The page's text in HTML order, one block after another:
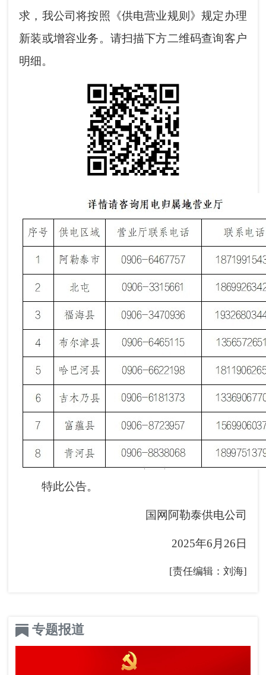
求，我公司将按照《供电营业规则》规定办理
新装或增容业务。请扫描下方二维码查询客户
明细。
特此公告。
国网阿勒泰供电公司
2025年6月26日
[责任编辑：刘海]
专题报道